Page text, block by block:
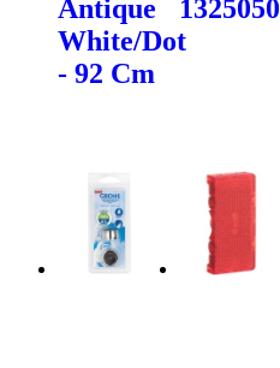
Antique
White/Dot
- 92 Cm
1325050